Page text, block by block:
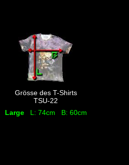
Grösse des T-Shirts
TSU-22
Large L: 74cm B: 60cm